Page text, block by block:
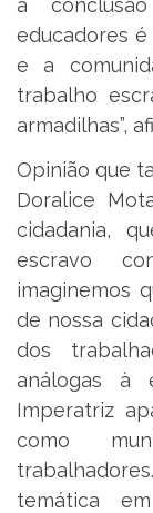
a
educadores
e a
trabalho
armadilhas”,
Opinião que
Doralice
cidadania,
escravo
imaginemos
de nossa
dos
análogas à
Imperatriz
como
temática